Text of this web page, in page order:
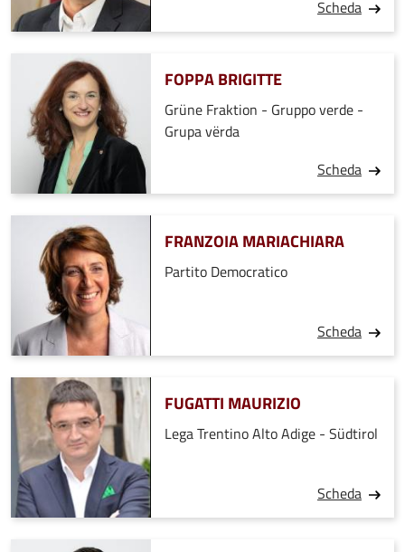
Scheda
FOPPA BRIGITTE
Grüne Fraktion - Gruppo verde -
Grupa vërda
Scheda
FRANZOIA MARIACHIARA
Partito Democratico
Scheda
FUGATTI MAURIZIO
Lega Trentino Alto Adige - Südtirol
Scheda